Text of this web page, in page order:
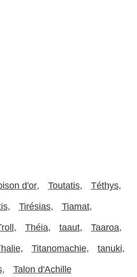
d'or Toutatis Téthys
Tirésias Tiamat
Théia taaut Taaroa
Titanomachie tanuki
Talon d'Achille